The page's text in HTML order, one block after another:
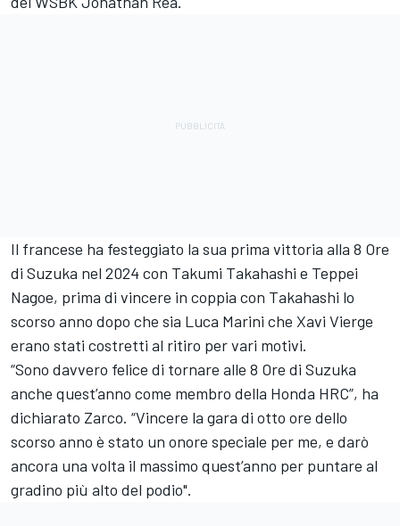
Il francese ha festeggiato la sua prima vittoria alla 8 Ore
di Suzuka nel 2024 con Takumi Takahashi e Teppei
Nagoe, prima di vincere in coppia con Takahashi lo
scorso anno dopo che sia Luca Marini che Xavi Vierge
erano stati costretti al ritiro per vari motivi.
“Sono davvero felice di tornare alle 8 Ore di Suzuka
anche quest’anno come membro della Honda HRC”, ha
dichiarato Zarco. “Vincere la gara di otto ore dello
scorso anno è stato un onore speciale per me, e darò
ancora una volta il massimo quest’anno per puntare al
gradino più alto del podio".